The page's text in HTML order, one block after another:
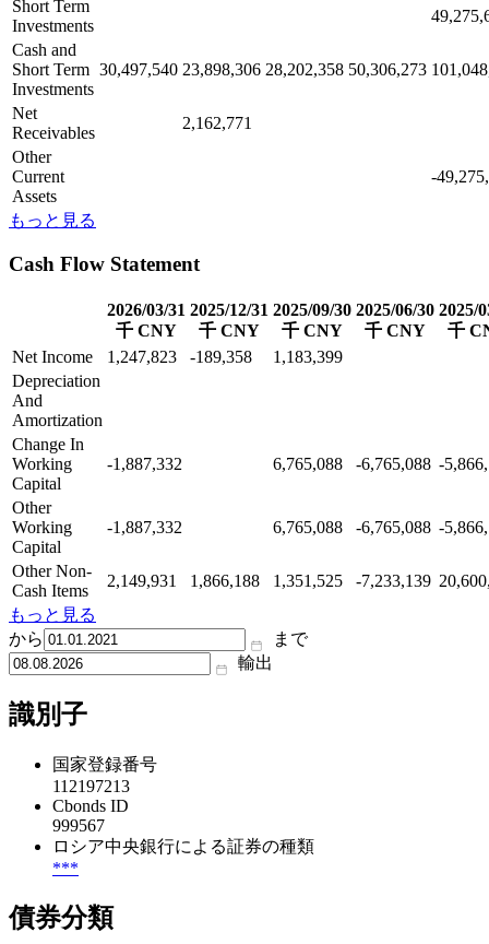
Short Term
Investments
Cash and
Short Term
Investments
30,497,540 23,898,306 28,202,358 50,306,273
Net
Receivables
2,162,771
Other
Current
Assets
-
もっと見る
Cash Flow Statement
2026/03/31
千 CNY
2025/12/31
千 CNY
2025/09/30
千 CNY
2025/06/30
千 CNY
2025/
千
Net Income
1,247,823 -189,358
1,183,399
Depreciation
And
Amortization
Change In
Working
Capital
-1,887,332 6,765,088 -6,765,088 -
Other
Working
Capital
-1,887,332 6,765,088 -6,765,088 -
Other Non-
Cash Items
2,149,931 1,866,188 1,351,525 -7,233,139
もっと見る
から
まで
輸出
識別子
国家登録番号
112197213
Cbonds ID
999567
ロシア中央銀行による証券の種類
***
債券分類